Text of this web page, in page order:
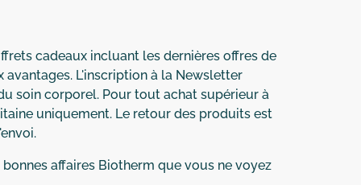
cadeaux incluant les dernières offres de
L'inscription à la Newsletter
soin corporel. Pour tout achat supérieur à
uniquement. Le retour des produits est
affaires Biotherm que vous ne voyez